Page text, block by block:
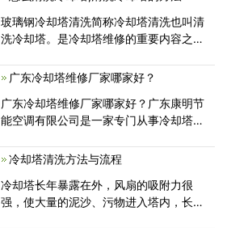
设新填料。新旧填料的更替施工，一般遵
循以下步骤...
玻璃钢冷却塔清洗简称冷却塔清洗也叫清
洗冷却塔。是冷却塔维修的重要内容之
的。冷却塔的所有组件中需要清洗的组件
布水管冷却塔收水器，冷却塔集
广东冷却塔维修厂家哪家好？
广东冷却塔维修厂家哪家好？广东康明节
能空调有限公司是一家专门从事冷却塔维
方形逆流低噪音冷却塔，方形横流低噪音
电机，减速机，布水器，撒水管，喷头，
冷却塔
冷却塔清洗方法与流程
冷却塔长年暴露在外，风扇的吸附力很
强，使大量的泥沙、污物进入塔内，长时